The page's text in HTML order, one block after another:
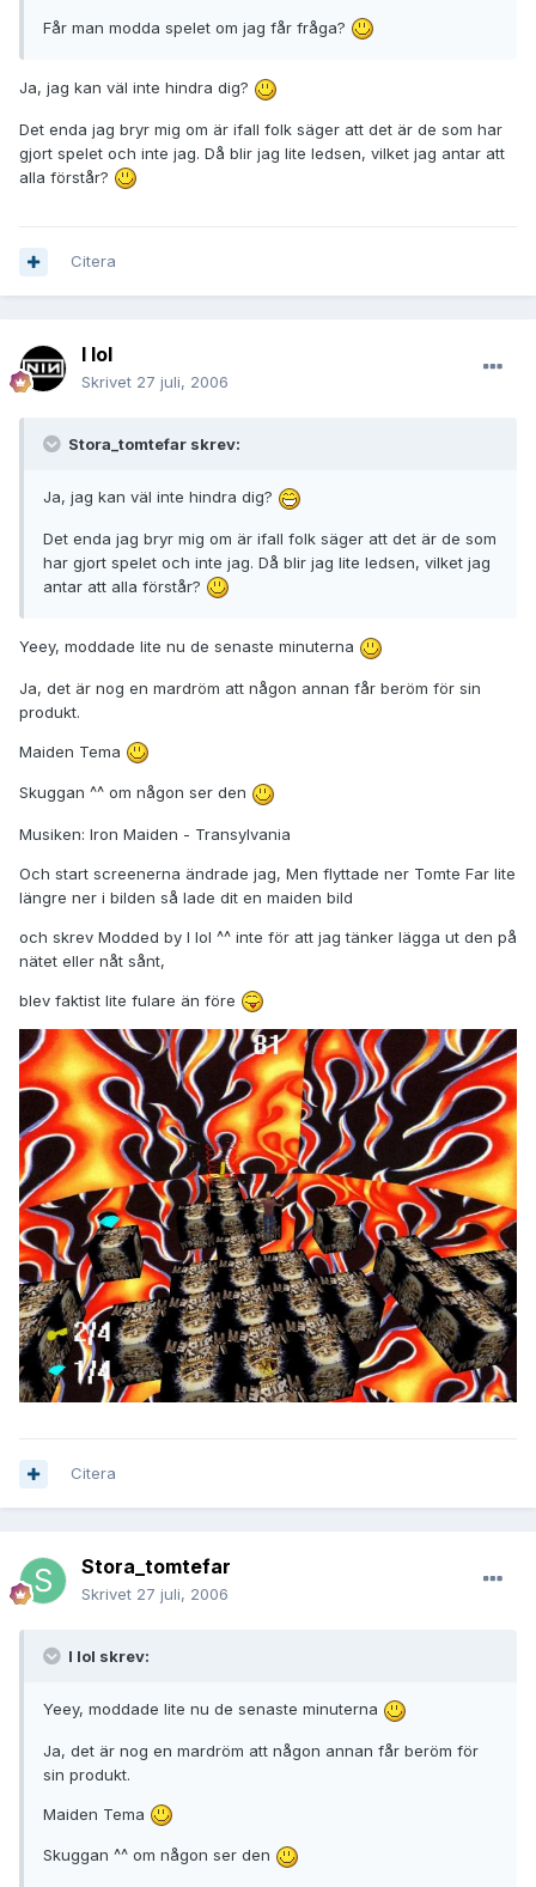
Får man modda spelet om jag får fråga?
Ja, jag kan väl inte hindra dig?
Det enda jag bryr mig om är ifall folk säger att det är de som har
gjort spelet och inte jag. Då blir jag lite ledsen, vilket jag antar att
alla förstår?
Citera
I lol
Skrivet 27 juli, 2006
Stora_tomtefar skrev:
Ja, jag kan väl inte hindra dig?
Det enda jag bryr mig om är ifall folk säger att det är de som
har gjort spelet och inte jag. Då blir jag lite ledsen, vilket jag
antar att alla förstår?
Yeey, moddade lite nu de senaste minuterna
Ja, det är nog en mardröm att någon annan får beröm för sin
produkt.
Maiden Tema
Skuggan ^^ om någon ser den
Musiken: Iron Maiden - Transylvania
Och start screenerna ändrade jag, Men flyttade ner Tomte Far lite
längre ner i bilden så lade dit en maiden bild
och skrev Modded by I lol ^^ inte för att jag tänker lägga ut den på
nätet eller nåt sånt,
blev faktist lite fulare än före
Citera
Stora_tomtefar
Skrivet 27 juli, 2006
I lol skrev:
Yeey, moddade lite nu de senaste minuterna
Ja, det är nog en mardröm att någon annan får beröm för
sin produkt.
Maiden Tema
Skuggan ^^ om någon ser den